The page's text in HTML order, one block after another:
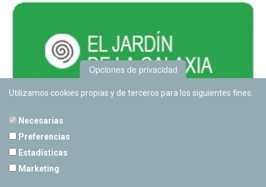
Opciones de privacidad
Utilizamos cookies propias y de terceros para los siguientes fines:
Necesarias
Preferencias
Estadísticas
Marketing